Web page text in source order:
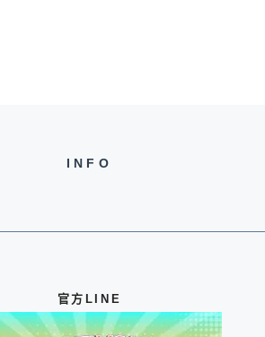
INFO
官方LINE